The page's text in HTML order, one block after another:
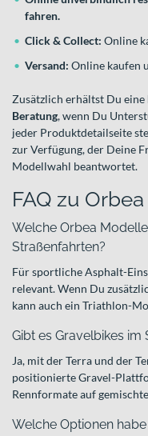
fahren.
Click & Collect: Online
Versand: Online kaufen
Zusätzlich erhältst Du eine
Beratung, wenn Du
jeder Produktdetailseite
zur Verfügung, der Deine
Modellwahl beantwortet.
FAQ zu Orbea
Welche Orbea
Straßenfahrten?
Für sportliche Asphalt-
relevant. Wenn Du
kann auch ein Triathlon-
Gibt es Gravelbikes im
Ja, mit der Terra und der
positionierte Gravel-
Rennformate auf
Welche Optionen